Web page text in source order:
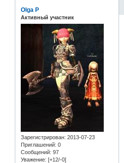
Olga P
Активный участник
Зарегистрирован: 2013-07-23
Приглашений: 0
Сообщений: 97
Уважение: [+12/-0]